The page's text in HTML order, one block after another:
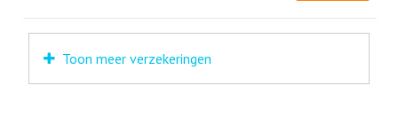
Toon meer verzekeringen